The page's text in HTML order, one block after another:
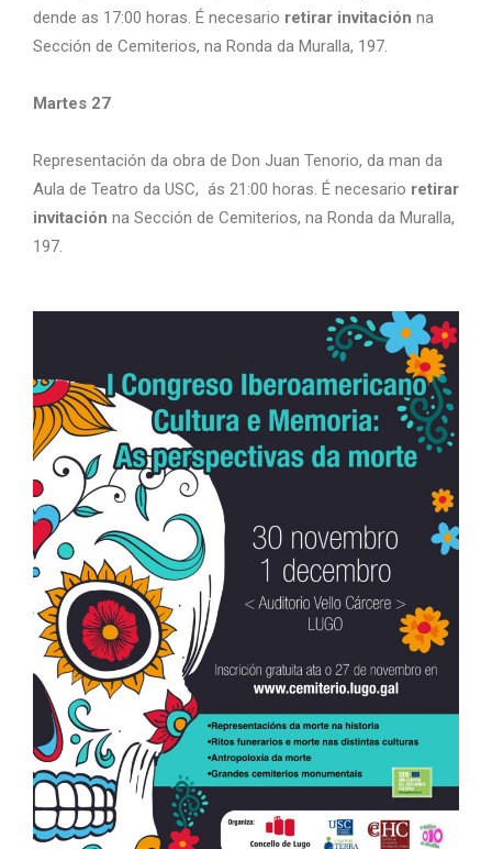
dende as 17:00 horas. É necesario retirar invitación na
Sección de Cemiterios, na Ronda da Muralla, 197.
Martes 27
Representación da obra de Don Juan Tenorio, da man da
Aula de Teatro da USC, ás 21:00 horas. É necesario retirar
invitación na Sección de Cemiterios, na Ronda da Muralla,
197.